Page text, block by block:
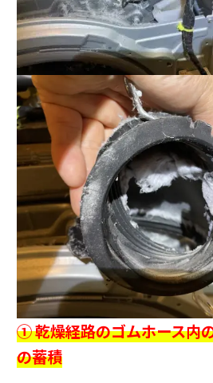
① 乾燥経路のゴムホース内
の蓄積